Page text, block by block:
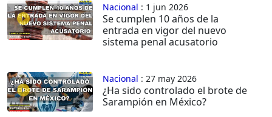
Nacional : 1 jun 2026
Se cumplen 10 años de la
entrada en vigor del nuevo
sistema penal acusatorio
Nacional : 27 may 2026
¿Ha sido controlado el brote de
Sarampión en México?